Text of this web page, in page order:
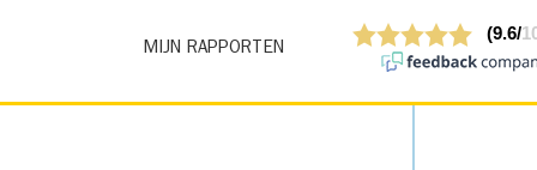
MIJN RAPPORTEN